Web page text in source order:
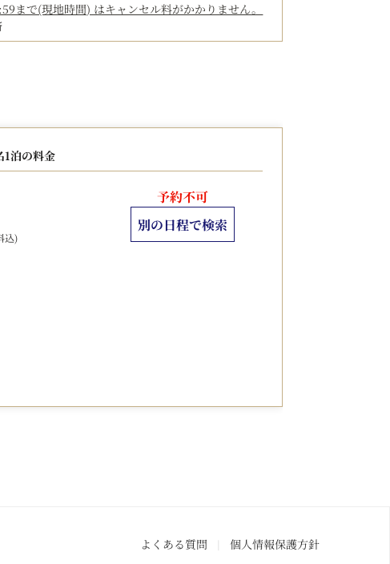
コース
、事前にご連絡をお願いいたします。
ません。各自でご精算ください。
容が一部変更になる場合がございます。
まで(現地時間) はキャンセル料がかかりません。
1泊の料金
込)
予約不可
別の日程で検索
よくある質問 個人情報保護方針